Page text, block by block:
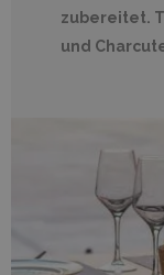
zubereitet.
und